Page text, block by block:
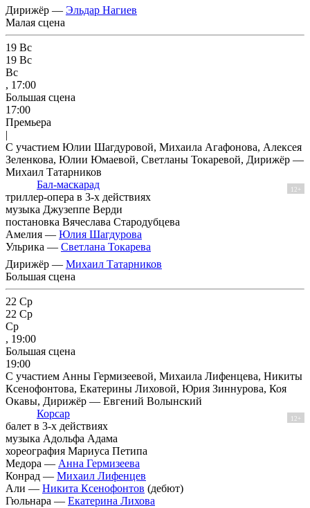
Дирижёр — Эльдар Нагиев
Малая сцена
19 Вс
19 Вс
Вс
, 17:00
Большая сцена
17:00
Премьера
|
С участием Юлии Шагдуровой, Михаила Агафонова, Алексея
Зеленкова, Юлии Юмаевой, Светланы Токаревой, Дирижёр —
Михаил Татарников
Бал-маскарад
12+
триллер-опера в 3-х действиях
музыка Джузеппе Верди
постановка Вячеслава Стародубцева
Амелия — Юлия Шагдурова
Ульрика — Светлана Токарева
Дирижёр — Михаил Татарников
Большая сцена
22 Ср
22 Ср
Ср
, 19:00
Большая сцена
19:00
С участием Анны Гермизеевой, Михаила Лифенцева, Никиты
Ксенофонтова, Екатерины Лиховой, Юрия Зиннурова, Коя
Окавы, Дирижёр — Евгений Волынский
Корсар
12+
балет в 3-х действиях
музыка Адольфа Адама
хореография Мариуса Петипа
Медора — Анна Гермизеева
Конрад — Михаил Лифенцев
Али — Никита Ксенофонтов (дебют)
Гюльнара — Екатерина Лихова